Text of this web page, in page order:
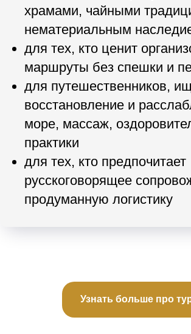
храмами, чайными
нематериальным
для тех, кто ценит
маршруты без спешки и
для путешественников,
восстановление и
море, массаж,
практики
для тех, кто предпочитает
русскоговорящее
продуманную логистику
Узнать больше про